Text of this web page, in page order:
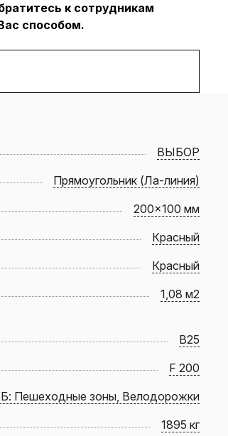
к сотрудникам
способом.
ВЫБОР
Прямоугольник (Ла-линия)
200x100 мм
Красный
Красный
1,08 м2
B25
F 200
Б: Пешеходные зоны, Велодорожки
1895 кг